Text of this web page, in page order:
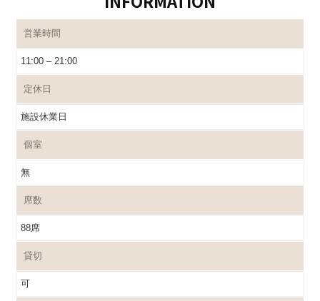
営業時間
11:00 – 21:00
定休日
施設休業日
個室
無
席数
88席
貸切
可